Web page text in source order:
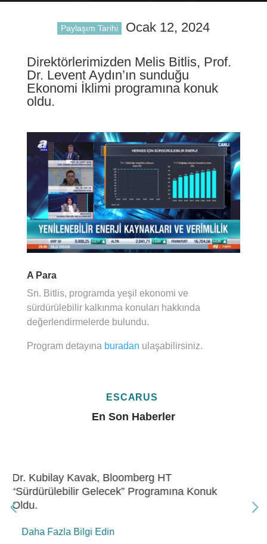
Paylaşım Tarihi Ocak 12, 2024
Direktörlerimizden Melis Bitlis, Prof.
Dr. Levent Aydın’ın sunduğu
Ekonomi İklimi programına konuk
oldu.
A Para
Sn. Bitlis, programda yeşil ekonomi ve
sürdürülebilir kalkınma konuları hakkında
değerlendirmelerde bulundu.
Program detayına buradan ulaşabilirsiniz.
ESCARUS
En Son Haberler
Dr. Kubilay Kavak, Bloomberg HT “Gelecek
Enerji” Programına Konuk Oldu